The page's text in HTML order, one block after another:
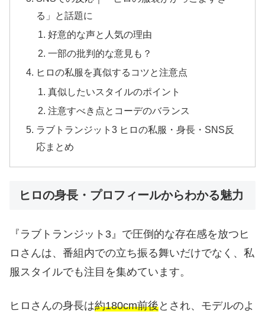
る」と話題に
好意的な声と人気の理由
一部の批判的な意見も？
ヒロの私服を真似するコツと注意点
真似したいスタイルのポイント
注意すべき点とコーデのバランス
ラブトランジット3 ヒロの私服・身長・SNS反
応まとめ
ヒロの身長・プロフィールからわかる魅力
『ラブトランジット3』で圧倒的な存在感を放つヒ
ロさんは、番組内での立ち振る舞いだけでなく、私
服スタイルでも注目を集めています。
ヒロさんの身長は約180cm前後とされ、モデルのよ